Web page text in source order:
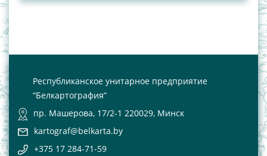
Республиканское унитарное предприятие
“Белкартография”
пр. Машерова, 17/2-1 220029, Минск
kartograf@belkarta.by
+375 17 284-71-59